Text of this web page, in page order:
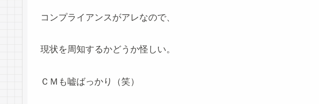
コンプライアンスがアレなので、
現状を周知するかどうか怪しい。
ＣＭも嘘ばっかり（笑）